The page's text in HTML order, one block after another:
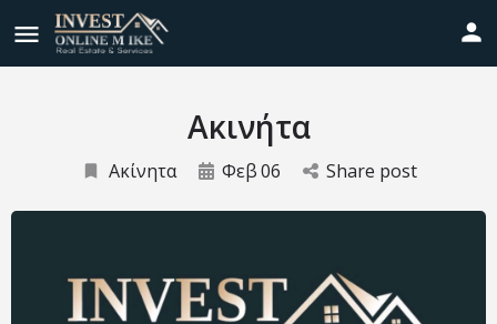
Ακινήτα
Ακίνητα Φεβ06 Share post